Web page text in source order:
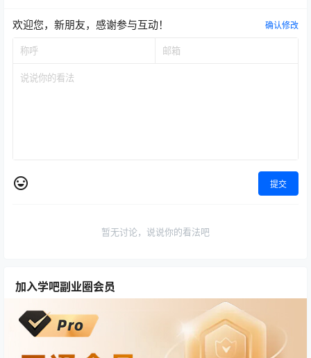
欢迎您，新朋友，感谢参与互动！ 确认修改
提交
暂无讨论，说说你的看法吧
加入学吧副业圈会员